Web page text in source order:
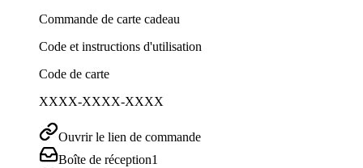
Commande de carte cadeau
Code et instructions d'utilisation
Code de carte
XXXX-XXXX-XXXX
Ouvrir le lien de commande
Boîte de réception1